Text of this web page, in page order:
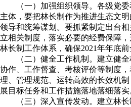
（一）加强组织领导。各级党
主体，要把林长制作为推进生态文
领导和统筹谋划。要抓紧制定出台
立相关制度，落实必要的经费保障
林长制工作体系，确保2021年年底前
（二）健全工作机制。建立健
协作、工作督查、考核评价等制度
理、管理规范、运转高效的长效机
展目标任务和工作措施落地落细落实
（三）深入宣传发动。建立林